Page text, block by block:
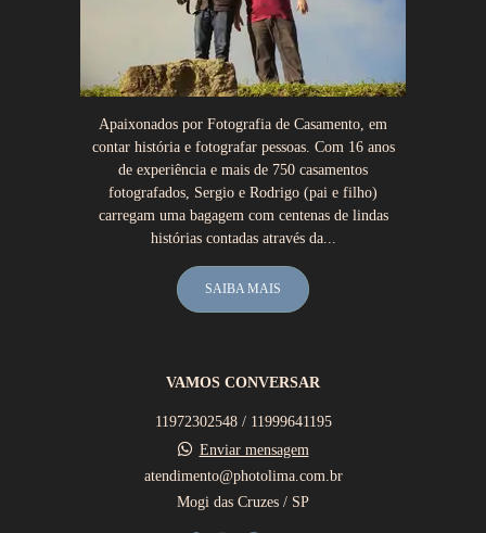
Apaixonados por Fotografia de Casamento, em
contar história e fotografar pessoas. Com 16 anos
de experiência e mais de 750 casamentos
fotografados, Sergio e Rodrigo (pai e filho)
carregam uma bagagem com centenas de lindas
histórias contadas através da...
SAIBA MAIS
VAMOS CONVERSAR
11972302548 / 11999641195
Enviar mensagem
atendimento@photolima.com.br
Mogi das Cruzes / SP